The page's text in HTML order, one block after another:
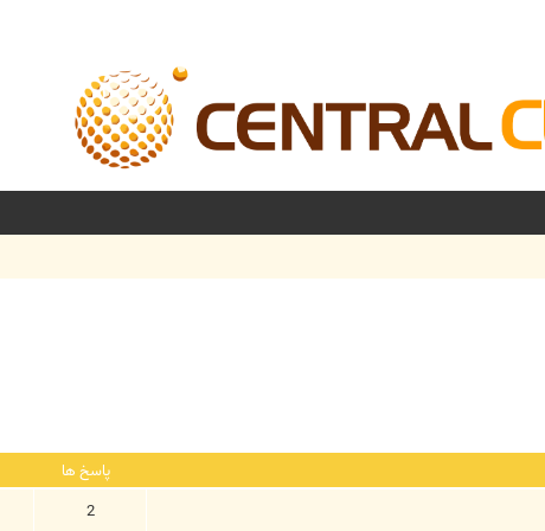
پاسخ ها
2